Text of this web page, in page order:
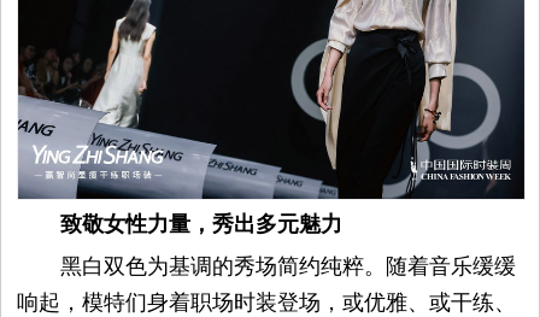
致敬女性力量，秀出多元魅力
黑白双色为基调的秀场简约纯粹。随着音乐缓缓
响起，模特们身着职场时装登场，或优雅、或干练、